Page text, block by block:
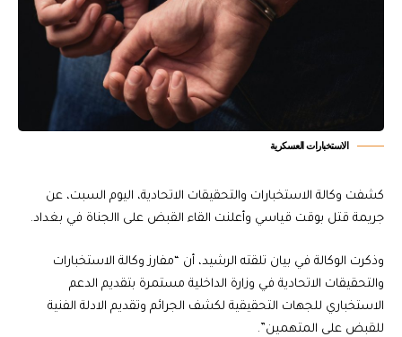
الاستخبارات العسكرية
كشفت وكالة الاستخبارات والتحقيقات الاتحادية، اليوم السبت، عن
جريمة قتل بوقت قياسي وأعلنت القاء القبض على االجناة في بغداد.
وذكرت الوكالة في بيان تلقته الرشيد، أن “مفارز وكالة الاستخبارات
والتحقيقات الاتحادية في وزارة الداخلية مستمرة بتقديم الدعم
الاستخباري للجهات التحقيقية لكشف الجرائم وتقديم الادلة الفنية
للقبض على المتهمين”.